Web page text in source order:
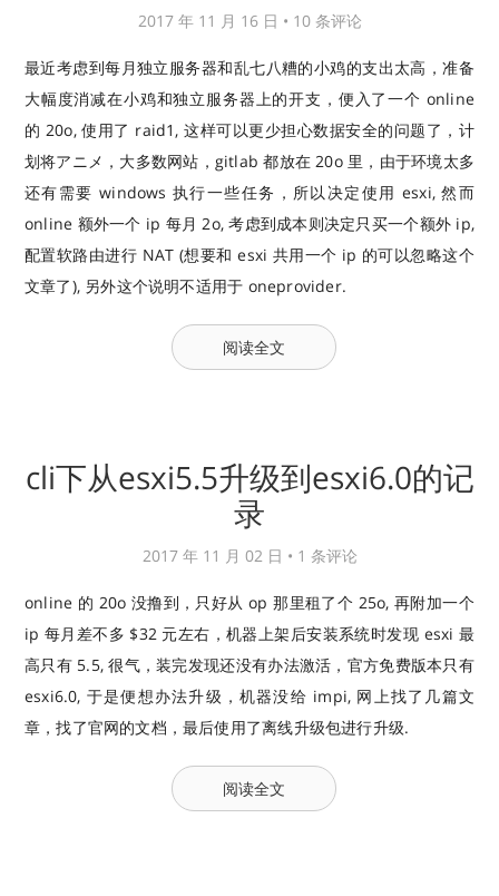
2017 年 11 月 16 日 • 10 条评论
最近考虑到每月独立服务器和乱七八糟的小鸡的支出太高，准备
大幅度消减在小鸡和独立服务器上的开支，便入了一个 online
的 20o, 使用了 raid1, 这样可以更少担心数据安全的问题了，计
划将アニメ，大多数网站，gitlab 都放在 20o 里，由于环境太多
还有需要 windows 执行一些任务，所以决定使用 esxi, 然而
online 额外一个 ip 每月 2o, 考虑到成本则决定只买一个额外 ip,
配置软路由进行 NAT (想要和 esxi 共用一个 ip 的可以忽略这个
文章了), 另外这个说明不适用于 oneprovider.
阅读全文
cli下从esxi5.5升级到esxi6.0的记
录
2017 年 11 月 02 日 • 1 条评论
online 的 20o 没撸到，只好从 op 那里租了个 25o, 再附加一个
ip 每月差不多 $32 元左右，机器上架后安装系统时发现 esxi 最
高只有 5.5, 很气，装完发现还没有办法激活，官方免费版本只有
esxi6.0, 于是便想办法升级，机器没给 impi, 网上找了几篇文
章，找了官网的文档，最后使用了离线升级包进行升级.
阅读全文